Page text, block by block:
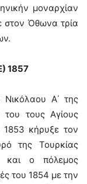
μοναρχίαν
στον Όθωνα τρία
1857
Α΄ της
τους Αγίους
κήρυξε τον
της Τουρκίας
και ο πόλεμος
του 1854 με την